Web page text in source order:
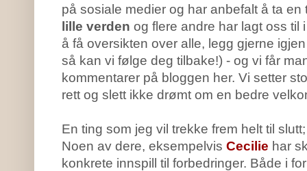
på sosiale medier og har anbefalt å ta
lille verden og flere andre har lagt oss til
å få oversikten over alle, legg gjerne
så kan vi følge deg tilbake!) - og vi får
kommentarer på bloggen her. Vi setter
rett og slett ikke drømt om en bedre
En ting som jeg vil trekke frem helt til slutt;
Noen av dere, eksempelvis Cecilie har
konkrete innspill til forbedringer. Både i